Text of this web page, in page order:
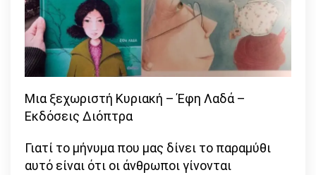
Μια ξεχωριστή Κυριακή – Έφη Λαδά –
Εκδόσεις Διόπτρα
Γιατί το μήνυμα που μας δίνει το παραμύθι
αυτό είναι ότι οι άνθρωποι γίνονται